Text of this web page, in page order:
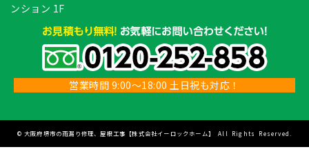
ンション 1F
営業時間 9:00～18:00 土日祝も対応！
©大阪府堺市の雨漏り修理、屋根工事【株式会社イーロックホーム】 All Rights Reserved.